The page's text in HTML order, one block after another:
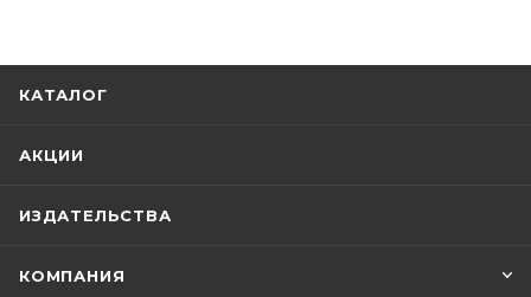
КАТАЛОГ
АКЦИИ
ИЗДАТЕЛЬСТВА
КОМПАНИЯ